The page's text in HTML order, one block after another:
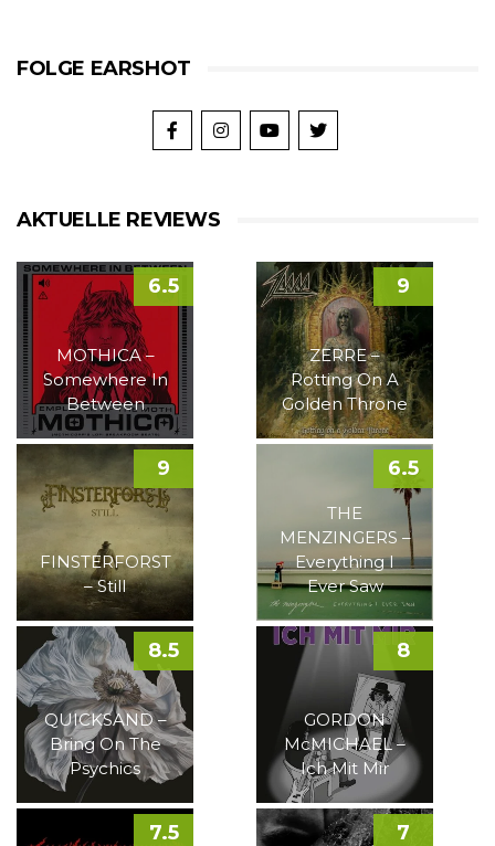
FOLGE EARSHOT
AKTUELLE REVIEWS
MOTHICA –
Somewhere In
Between
6.5
ZERRE –
Rotting On A
Golden Throne
9
FINSTERFORST
– Still
9
THE
MENZINGERS –
Everything I
Ever Saw
6.5
QUICKSAND –
Bring On The
Psychics
8.5
GORDON
McMICHAEL –
Ich Mit Mir
8
7.5 7